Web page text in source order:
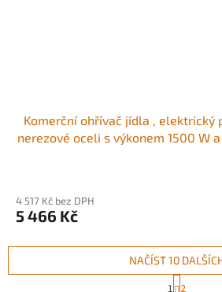
Komerční ohřívač jídla , elektrický
nerezové oceli s výkonem 1500 W
naběračkami, pro catering,
4 517 Kč bez DPH
5 466 Kč
NAČÍST 10
1 2